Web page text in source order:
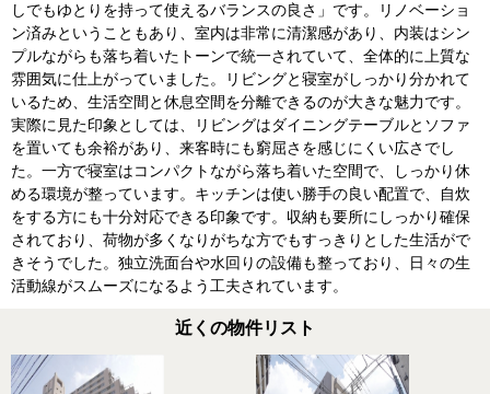
しでもゆとりを持って使えるバランスの良さ」です。リノベーショ
ン済みということもあり、室内は非常に清潔感があり、内装はシン
プルながらも落ち着いたトーンで統一されていて、全体的に上質な
雰囲気に仕上がっていました。リビングと寝室がしっかり分かれて
いるため、生活空間と休息空間を分離できるのが大きな魅力です。
実際に見た印象としては、リビングはダイニングテーブルとソファ
を置いても余裕があり、来客時にも窮屈さを感じにくい広さでし
た。一方で寝室はコンパクトながら落ち着いた空間で、しっかり休
める環境が整っています。キッチンは使い勝手の良い配置で、自炊
をする方にも十分対応できる印象です。収納も要所にしっかり確保
されており、荷物が多くなりがちな方でもすっきりとした生活がで
きそうでした。独立洗面台や水回りの設備も整っており、日々の生
活動線がスムーズになるよう工夫されています。
近くの物件リスト